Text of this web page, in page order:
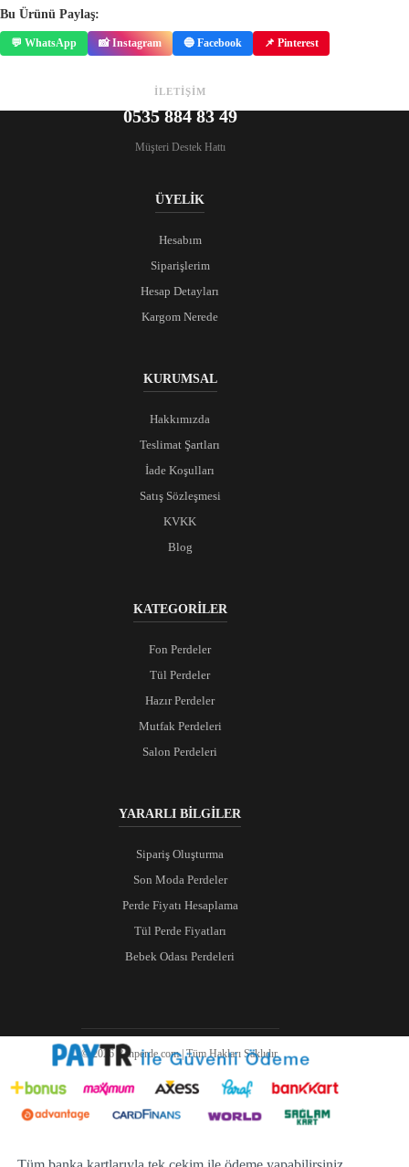
Bu Ürünü Paylaş:
💬 WhatsApp 📸 Instagram 🔵 Facebook 📌 Pinterest
İLETİŞİM
0535 884 83 49
Müşteri Destek Hattı
ÜYELİK
Hesabım
Siparişlerim
Hesap Detayları
Kargom Nerede
KURUMSAL
Hakkımızda
Teslimat Şartları
İade Koşulları
Satış Sözleşmesi
KVKK
Blog
KATEGORİLER
Fon Perdeler
Tül Perdeler
Hazır Perdeler
Mutfak Perdeleri
Salon Perdeleri
YARARLI BİLGİLER
Sipariş Oluşturma
Son Moda Perdeler
Perde Fiyatı Hesaplama
Tül Perde Fiyatları
Bebek Odası Perdeleri
© 2026 Ranperde.com | Tüm Hakları Saklıdır.